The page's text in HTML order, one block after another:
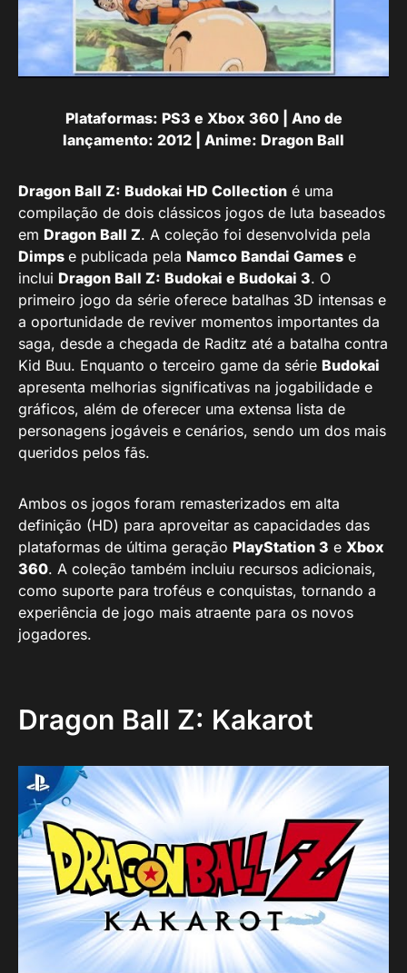
Plataformas: PS3 e Xbox 360 | Ano de
lançamento: 2012 | Anime: Dragon Ball
Dragon Ball Z: Budokai HD Collection é uma
compilação de dois clássicos jogos de luta baseados
em Dragon Ball Z. A coleção foi desenvolvida pela
Dimps e publicada pela Namco Bandai Games e
inclui Dragon Ball Z: Budokai e Budokai 3. O
primeiro jogo da série oferece batalhas 3D intensas e
a oportunidade de reviver momentos importantes da
saga, desde a chegada de Raditz até a batalha contra
Kid Buu. Enquanto o terceiro game da série Budokai
apresenta melhorias significativas na jogabilidade e
gráficos, além de oferecer uma extensa lista de
personagens jogáveis e cenários, sendo um dos mais
queridos pelos fãs.
Ambos os jogos foram remasterizados em alta
definição (HD) para aproveitar as capacidades das
plataformas de última geração PlayStation 3 e Xbox
360. A coleção também incluiu recursos adicionais,
como suporte para troféus e conquistas, tornando a
experiência de jogo mais atraente para os novos
jogadores.
Dragon Ball Z: Kakarot